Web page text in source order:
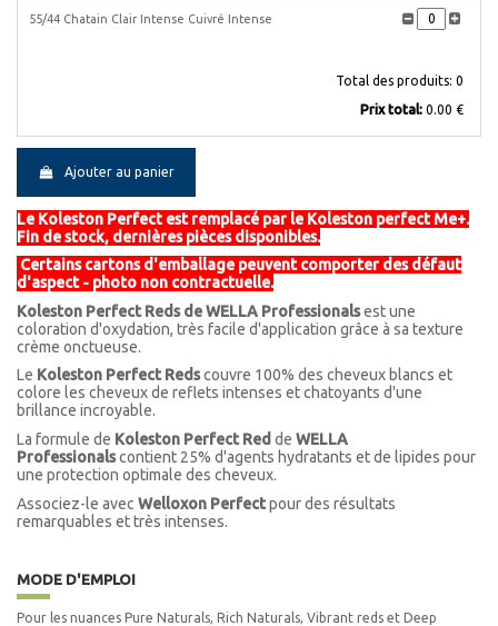
55/44 Chatain Clair Intense Cuivré Intense
Total des produits: 0
Prix ​​total: 0.00 €
Ajouter au panier
Le Koleston Perfect est remplacé par le Koleston perfect Me+.
Fin de stock, dernières pièces disponibles.
Certains cartons d'emballage peuvent comporter des défaut
d'aspect - photo non contractuelle.
Koleston Perfect Reds de WELLA Professionalsest une
coloration d'oxydation, très facile d'application grâce à sa texture
crème onctueuse.
Le Koleston Perfect Redscouvre 100% des cheveux blancs et
colore les cheveux de reflets intenses et chatoyants d'une
brillance incroyable.
La formule de Koleston Perfect Red de WELLA
Professionalscontient 25% d'agents hydratants et de lipides pour
une protection optimale des cheveux.
Associez-le avec Welloxon Perfectpour des résultats
remarquables et très intenses.
MODE D'EMPLOI
Pour les nuances Pure Naturals, Rich Naturals, Vibrant reds et Deep